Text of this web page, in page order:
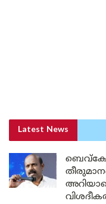
Latest News